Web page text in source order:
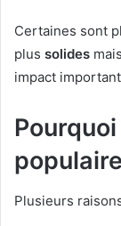
Certaines sont
plus solides
impact
Plusieurs